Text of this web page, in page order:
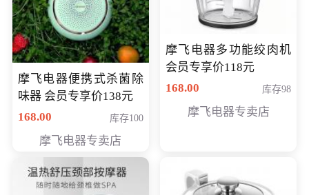
摩飞电器便携式杀菌除
味器 会员专享价138元
168.00
库存100
摩飞电器专卖店
摩飞电器多功能绞肉机
会员专享价118元
168.00
库存98
摩飞电器专卖店